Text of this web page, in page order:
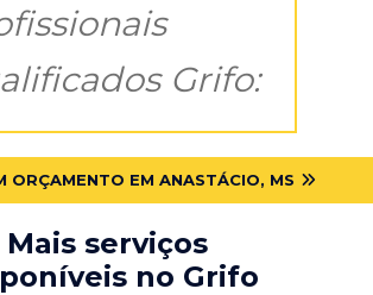
Grifo:
ORÇAMENTO EM ANASTÁCIO, MS
Mais serviços
no Grifo